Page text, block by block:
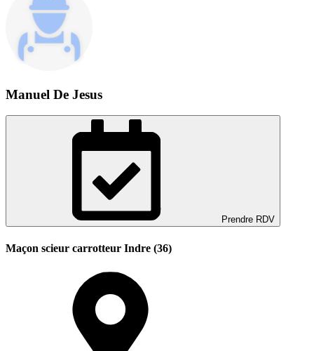
Manuel De Jesus
Prendre RDV
Maçon scieur carrotteur Indre (36)